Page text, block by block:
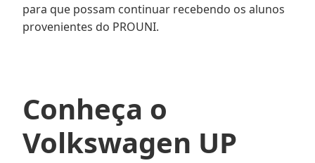
para que possam continuar recebendo os alunos
provenientes do PROUNI.
Conheça o
Volkswagen UP